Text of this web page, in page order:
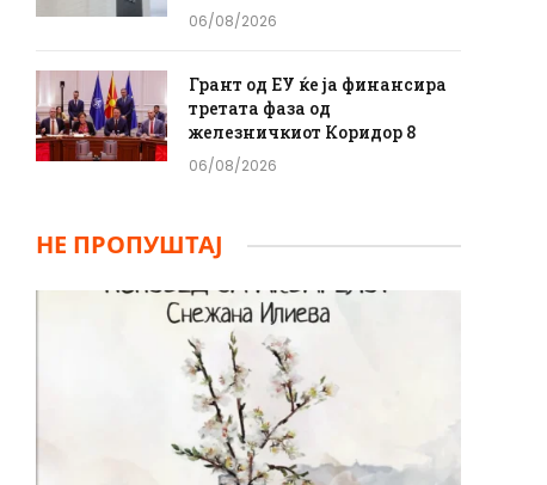
06/08/2026
Грант од ЕУ ќе ја финансира
третата фаза од
железничкиот Коридор 8
06/08/2026
НЕ ПРОПУШТАЈ